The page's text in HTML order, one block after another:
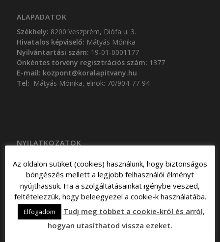
ALAPADATOK
Székhely: 8200 Veszprém, Diófa u. 3.
Hivatalos képviselő: Mátyás Mónika
Nyilvántartási szám: 19-01-0001177
Önkéntes törvény regisztrációs szám: 1377
E-mail: kozpont@koralapitvany.hu
Tel: Mátyás Mónika, elnök: 70/904-77-94
NYILATKOZATOK
Közhasznúsági beszámolók
Adatvédelmi szabályzat
Jognyilatkozat
Az oldalon sütiket (cookies) használunk, hogy biztonságos
böngészés mellett a legjobb felhasználói élményt
nyújthassuk. Ha a szolgáltatásainkat igénybe veszed,
feltételezzük, hogy beleegyezel a cookie-k használatába.
Elfogadom
Tudj meg többet a cookie-król és arról,
hogyan utasíthatod vissza ezeket.